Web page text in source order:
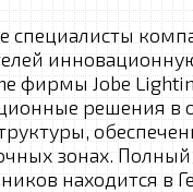
специалисты
фирмы Jobe
решения в
зонах.
находится в